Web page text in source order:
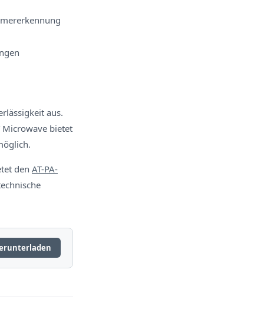
aus.
bietet
den AT-PA-